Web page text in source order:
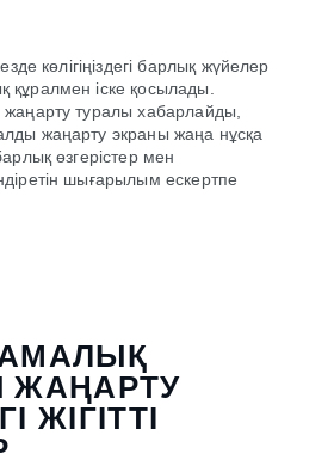
көлігіңіздегі барлық жүйелер
құралмен іске қосылады.
жаңарту туралы хабарлайды,
жаңарту экраны жаңа нұсқа
өзгерістер мен
шығарылым ескертпе
ЖАҢАРТУ
ЖІГІТТІ